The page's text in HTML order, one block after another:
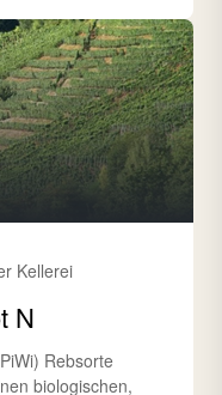
Kellerei
N
Rebsorte
biologischen,